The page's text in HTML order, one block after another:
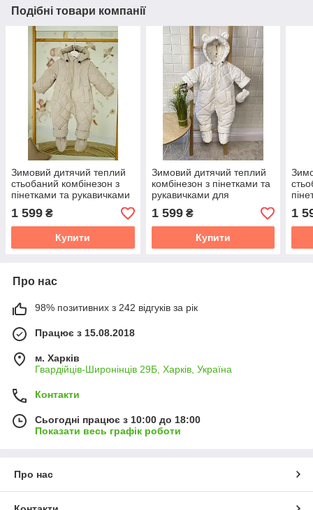
Подібні товари компанії
Зимовий дитячий теплий
стьобаний комбінезон з
пінетками та рукавичками
розмір 68 74 80 86
1 599 ₴
Купити
Зимовий дитячий теплий
комбінезон з пінетками та
рукавичками для
новонароджених розміри
74 80 від півроку до
півтора року
1 599₴
Купити
1
Про нас
98% позитивних з 242 відгуків за рік
Працює з 15.08.2018
м. Харків
Гвардійців-Широнінців 29Б, Харків, Україна
Контакти
Сьогодні працює з 10:00 до 18:00
Показати весь графік роботи
Про нас